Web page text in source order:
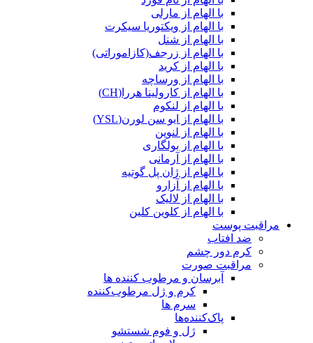
با الهام از مارلی
با الهام از ویکتوریا سیکرت
با الهام از شنل
با الهام از زرجف(کازاموراتی)
با الهام از کرید
با الهام از ورساچه
با الهام از کارولینا هررا(CH)
با الهام از لنکوم
با الهام از ایو سن لورن(YSL)
با الهام از لنوین
با الهام از بولگاری
با الهام از آرمانی
با الهام از ژان پل گوتیه
با الهام از آزارو
با الهام از لالیک
با الهام از کلوین کلین
مراقبت پوست
ضد افتاب
کرم دور چشم
مراقبت صورت
آبرسان و مرطوب کننده ها
کرم و ژل مرطوب‌کننده
سرم ها
پاک‌کننده‌ها
ژل و فوم شستشو